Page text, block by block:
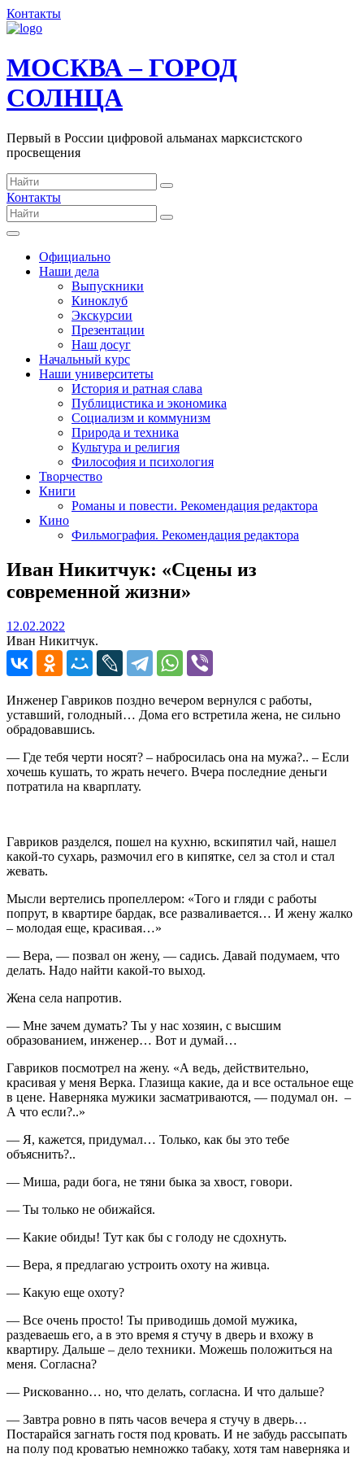
Контакты
МОСКВА – ГОРОД
СОЛНЦА
Первый в России цифровой альманах марксистского
просвещения
Контакты
Официально
Наши дела
Выпускники
Киноклуб
Экскурсии
Презентации
Наш досуг
Начальный курс
Наши университеты
История и ратная слава
Публицистика и экономика
Социализм и коммунизм
Природа и техника
Культура и религия
Философия и психология
Творчество
Книги
Романы и повести. Рекомендация редактора
Кино
Фильмография. Рекомендация редактора
Иван Никитчук: «Сцены из
современной жизни»
12.02.2022
Иван Никитчук.
Инженер Гавриков поздно вечером вернулся с работы,
уставший, голодный… Дома его встретила жена, не сильно
обрадовавшись.
— Где тебя черти носят? – набросилась она на мужа?.. – Если
хочешь кушать, то жрать нечего. Вчера последние деньги
потратила на кварплату.
Гавриков разделся, пошел на кухню, вскипятил чай, нашел
какой-то сухарь, размочил его в кипятке, сел за стол и стал
жевать.
Мысли вертелись пропеллером: «Того и гляди с работы
попрут, в квартире бардак, все разваливается… И жену жалко
– молодая еще, красивая…»
— Вера, — позвал он жену, — садись. Давай подумаем, что
делать. Надо найти какой-то выход.
Жена села напротив.
— Мне зачем думать? Ты у нас хозяин, с высшим
образованием, инженер… Вот и думай…
Гавриков посмотрел на жену. «А ведь, действительно,
красивая у меня Верка. Глазища какие, да и все остальное еще
в цене. Наверняка мужики засматриваются, — подумал он. –
А что если?..»
— Я, кажется, придумал… Только, как бы это тебе
объяснить?..
— Миша, ради бога, не тяни быка за хвост, говори.
— Ты только не обижайся.
— Какие обиды! Тут как бы с голоду не сдохнуть.
— Вера, я предлагаю устроить охоту на живца.
— Какую еще охоту?
— Все очень просто! Ты приводишь домой мужика,
раздеваешь его, а в это время я стучу в дверь и вхожу в
квартиру. Дальше – дело техники. Можешь положиться на
меня. Согласна?
— Рискованно… но, что делать, согласна. И что дальше?
— Завтра ровно в пять часов вечера я стучу в дверь…
Постарайся загнать гостя под кровать. И не забудь рассыпать
на полу под кроватью немножко табаку, хотя там наверняка и